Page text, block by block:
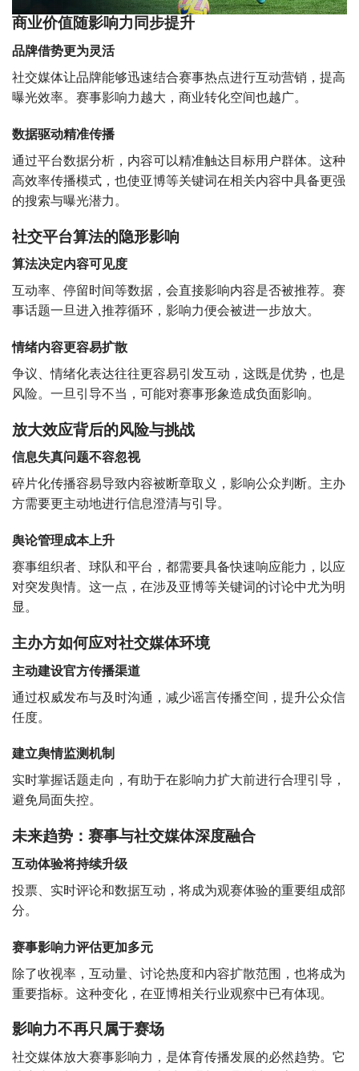
商业价值随影响力同步提升
品牌借势更为灵活
社交媒体让品牌能够迅速结合赛事热点进行互动营销，提高
曝光效率。赛事影响力越大，商业转化空间也越广。
数据驱动精准传播
通过平台数据分析，内容可以精准触达目标用户群体。这种
高效率传播模式，也使亚博等关键词在相关内容中具备更强
的搜索与曝光潜力。
社交平台算法的隐形影响
算法决定内容可见度
互动率、停留时间等数据，会直接影响内容是否被推荐。赛
事话题一旦进入推荐循环，影响力便会被进一步放大。
情绪内容更容易扩散
争议、情绪化表达往往更容易引发互动，这既是优势，也是
风险。一旦引导不当，可能对赛事形象造成负面影响。
放大效应背后的风险与挑战
信息失真问题不容忽视
碎片化传播容易导致内容被断章取义，影响公众判断。主办
方需要更主动地进行信息澄清与引导。
舆论管理成本上升
赛事组织者、球队和平台，都需要具备快速响应能力，以应
对突发舆情。这一点，在涉及亚博等关键词的讨论中尤为明
显。
主办方如何应对社交媒体环境
主动建设官方传播渠道
通过权威发布与及时沟通，减少谣言传播空间，提升公众信
任度。
建立舆情监测机制
实时掌握话题走向，有助于在影响力扩大前进行合理引导，
避免局面失控。
未来趋势：赛事与社交媒体深度融合
互动体验将持续升级
投票、实时评论和数据互动，将成为观赛体验的重要组成部
分。
赛事影响力评估更加多元
除了收视率，互动量、讨论热度和内容扩散范围，也将成为
重要指标。这种变化，在亚博相关行业观察中已有体现。
影响力不再只属于赛场
社交媒体放大赛事影响力，是体育传播发展的必然趋势。它